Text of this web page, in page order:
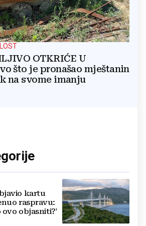
OTKRIĆE U
što je pronašao mještanin
na svome imanju
kartu
raspravu:
ovo objasniti?'